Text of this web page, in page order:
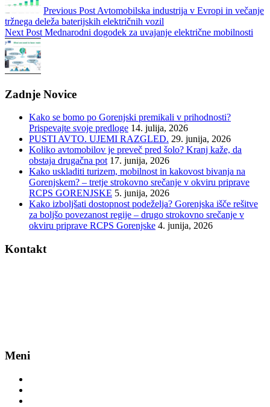
Previous Post Avtomobilska industrija v Evropi in večanje
tržnega deleža baterijskih električnih vozil
Next Post Mednarodni dogodek za uvajanje električne mobilnosti
Zadnje Novice
Kako se bomo po Gorenjski premikali v prihodnosti?
Prispevajte svoje predloge 14. julija, 2026
PUSTI AVTO. UJEMI RAZGLED. 29. junija, 2026
Koliko avtomobilov je preveč pred šolo? Kranj kaže, da
obstaja drugačna pot 17. junija, 2026
Kako uskladiti turizem, mobilnost in kakovost bivanja na
Gorenjskem? – tretje strokovno srečanje v okviru priprave
RCPS GORENJSKE 5. junija, 2026
Kako izboljšati dostopnost podeželja? Gorenjska išče rešitve
za boljšo povezanost regije – drugo strokovno srečanje v
okviru priprave RCPS Gorenjske 4. junija, 2026
Kontakt
Meni